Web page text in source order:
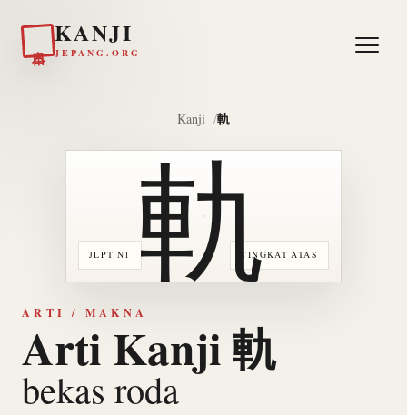
KANJI
JEPANG.ORG
Kanji 軌
JLPT N1 TINGKAT ATAS
軌
ARTI / MAKNA
Arti Kanji 軌
bekas roda